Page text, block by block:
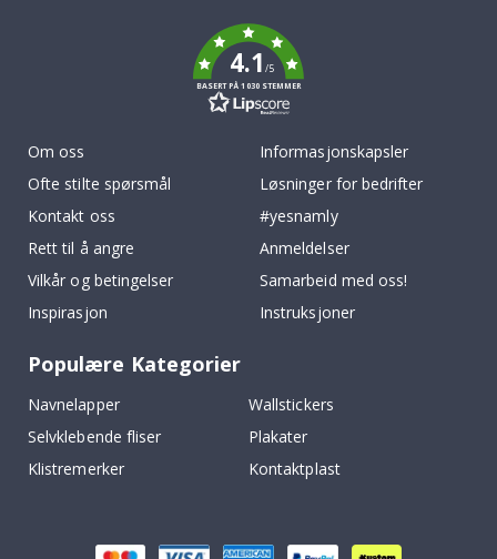
4.1/5
BASERT PÅ 1030 STEMMER
Om oss
Ofte stilte spørsmål
Kontakt oss
Rett til å angre
Vilkår og betingelser
Inspirasjon
Informasjonskapsler
Løsninger for bedrifter
#yesnamly
Anmeldelser
Samarbeid med oss!
Instruksjoner
Populære Kategorier
Navnelapper
Wallstickers
Selvklebende fliser
Plakater
Klistremerker
Kontaktplast